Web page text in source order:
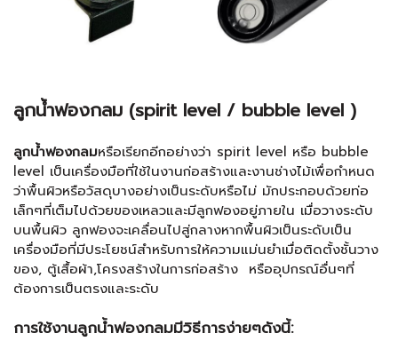
ลูกน้ำฟองกลม (spirit level / bubble level )
ลูกน้ำฟองกลมหรือเรียกอีกอย่างว่า spirit level หรือ bubble
level เป็นเครื่องมือที่ใช้ในงานก่อสร้างและงานช่างไม้เพื่อกำหนด
ว่าพื้นผิวหรือวัสดุบางอย่างเป็นระดับหรือไม่ มักประกอบด้วยท่อ
เล็กๆที่เต็มไปด้วยของเหลวและมีลูกฟองอยู่ภายใน เมื่อวางระดับ
บนพื้นผิว ลูกฟองจะเคลื่อนไปสู่กลางหากพื้นผิวเป็นระดับเป็น
เครื่องมือที่มีประโยชน์สำหรับการให้ความแม่นยำเมื่อติดตั้งชั้นวาง
ของ, ตู้เสื้อผ้า,โครงสร้างในการก่อสร้าง หรืออุปกรณ์อื่นๆที่
ต้องการเป็นตรงและระดับ
การใช้งานลูกน้ำฟองกลมมีวิธีการง่ายๆดังนี้: